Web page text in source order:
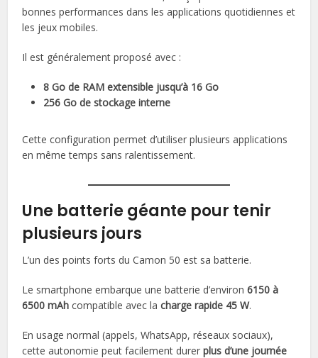
bonnes performances dans les applications quotidiennes et
les jeux mobiles.
Il est généralement proposé avec :
8 Go de RAM extensible jusqu’à 16 Go
256 Go de stockage interne
Cette configuration permet d’utiliser plusieurs applications
en même temps sans ralentissement.
Une batterie géante pour tenir
plusieurs jours
L’un des points forts du Camon 50 est sa batterie.
Le smartphone embarque une batterie d’environ6150 à
6500 mAh compatible avec lacharge rapide 45 W.
En usage normal (appels, WhatsApp, réseaux sociaux),
cette autonomie peut facilement durerplus d’une journée